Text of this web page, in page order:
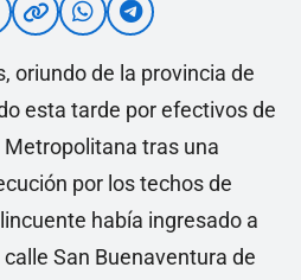
oriundo de la provincia de
esta tarde por efectivos de
Metropolitana tras una
por los techos de
había ingresado a
San Buenaventura de